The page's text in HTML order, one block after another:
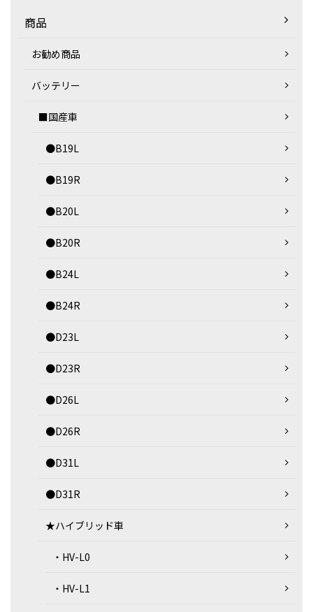
商品
お勧め商品
バッテリー
■国産車
●B19L
●B19R
●B20L
●B20R
●B24L
●B24R
●D23L
●D23R
●D26L
●D26R
●D31L
●D31R
★ハイブリッド車
・HV-L0
・HV-L1